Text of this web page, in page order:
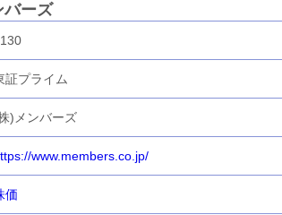
バーズ
証プライム
)メンバーズ
www.members.co.jp/
価